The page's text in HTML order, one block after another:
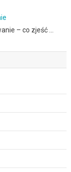
– co zjeść …